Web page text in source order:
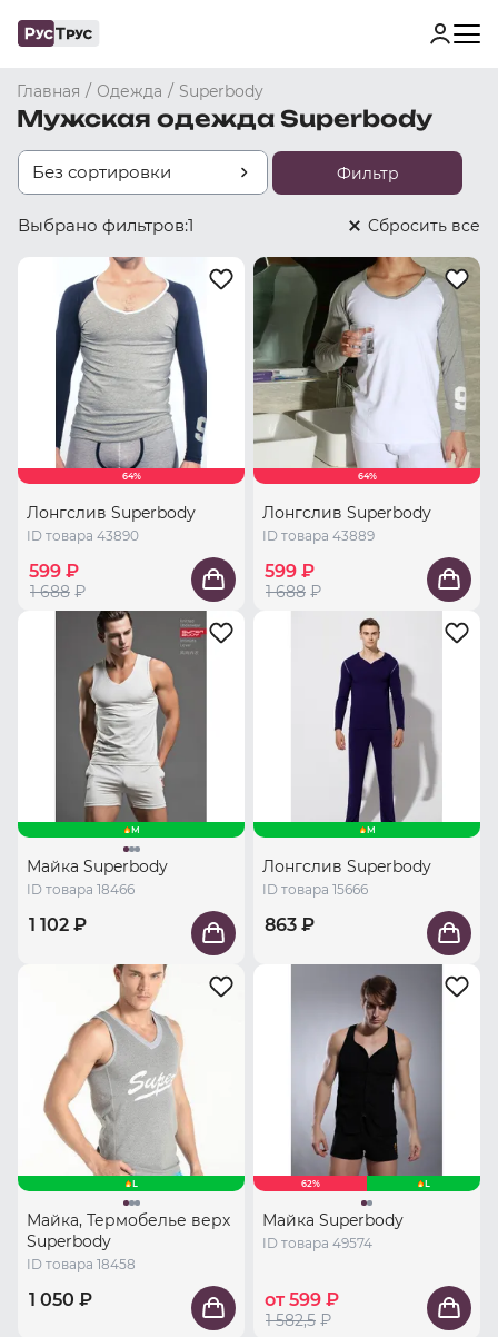
Главная / Одежда / Superbody
Мужская одежда Superbody
Без сортировки Фильтр
Выбрано фильтров:1 Cбросить все
64%
Лонгслив Superbody
ID товара 43890
599 ₽
1 688 ₽
64%
Лонгслив Superbody
ID товара 43889
599 ₽
1 688 ₽
M
Майка Superbody
ID товара 18466
1 102 ₽
M
Лонгслив Superbody
ID товара 15666
863 ₽
L
Майка, Термобелье верх
Superbody
ID товара 18458
1 050 ₽
62% L
Майка Superbody
ID товара 49574
от 599 ₽
1 582,5 ₽